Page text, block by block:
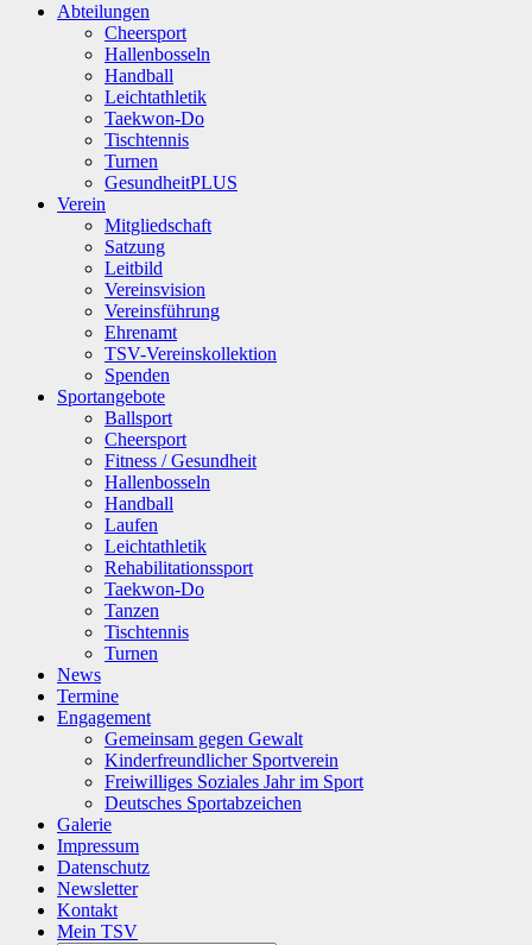
SuchenAbteilungen
Cheersport
Hallenbosseln
Handball
Leichtathletik
Taekwon-Do
Tischtennis
Turnen
GesundheitPLUS
Verein
Mitgliedschaft
Satzung
Leitbild
Vereinsvision
Vereinsführung
Ehrenamt
TSV-Vereinskollektion
Spenden
Sportangebote
Ballsport
Cheersport
Fitness / Gesundheit
Hallenbosseln
Handball
Laufen
Leichtathletik
Rehabilitationssport
Taekwon-Do
Tanzen
Tischtennis
Turnen
News
Termine
Engagement
Gemeinsam gegen Gewalt
Kinderfreundlicher Sportverein
Freiwilliges Soziales Jahr im Sport
Deutsches Sportabzeichen
Galerie
Impressum
Datenschutz
Newsletter
Kontakt
Mein TSV